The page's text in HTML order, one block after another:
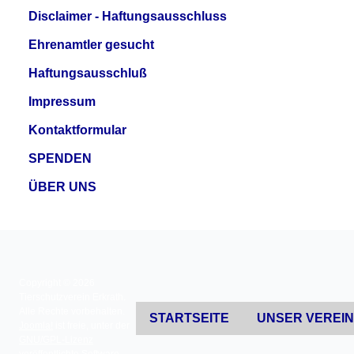
Disclaimer - Haftungsausschluss
Ehrenamtler gesucht
Haftungsausschluß
Impressum
Kontaktformular
SPENDEN
ÜBER UNS
STARTSEITE UNSER VEREIN